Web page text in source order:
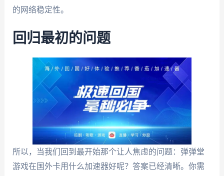
的网络稳定性。
回归最初的问题
所以，当我们回到最开始那个让人焦虑的问题：弹弹堂
游戏在国外卡用什么加速器好呢？答案已经清晰。你需